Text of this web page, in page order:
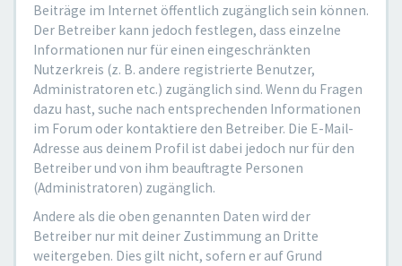
Beiträge im Internet öffentlich zugänglich sein können.
Der Betreiber kann jedoch festlegen, dass einzelne
Informationen nur für einen eingeschränkten
Nutzerkreis (z. B. andere registrierte Benutzer,
Administratoren etc.) zugänglich sind. Wenn du Fragen
dazu hast, suche nach entsprechenden Informationen
im Forum oder kontaktiere den Betreiber. Die E-Mail-
Adresse aus deinem Profil ist dabei jedoch nur für den
Betreiber und von ihm beauftragte Personen
(Administratoren) zugänglich.
Andere als die oben genannten Daten wird der
Betreiber nur mit deiner Zustimmung an Dritte
weitergeben. Dies gilt nicht, sofern er auf Grund